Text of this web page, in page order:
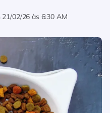
21/02/26 às 6:30 AM